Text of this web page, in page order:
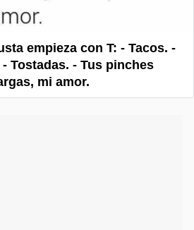
empieza con T: - Tacos. -
Tostadas. - Tus pinches
mi amor.